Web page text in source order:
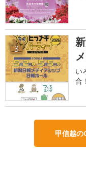
3
い
合！
甲信越の